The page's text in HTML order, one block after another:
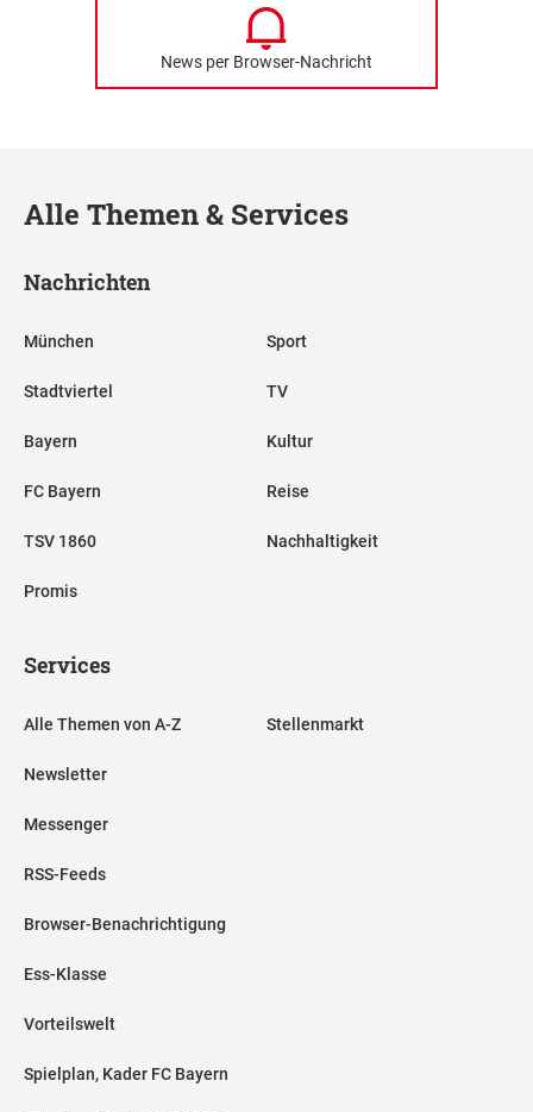
News per Browser-Nachricht
Alle Themen & Services
Nachrichten
München
Stadtviertel
Bayern
FC Bayern
TSV 1860
Promis
Sport
TV
Kultur
Reise
Nachhaltigkeit
Services
Alle Themen von A-Z
Newsletter
Messenger
RSS-Feeds
Browser-Benachrichtigung
Ess-Klasse
Vorteilswelt
Spielplan, Kader FC Bayern
Stellenmarkt